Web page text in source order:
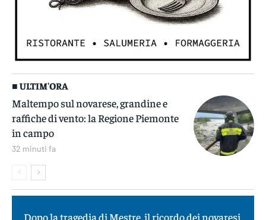
■ ULTIM'ORA
Maltempo sul novarese, grandine e
raffiche di vento: la Regione Piemonte
in campo
32 minuti fa
Dopo la tragedia di Mestre, il ricordo dei novaresi